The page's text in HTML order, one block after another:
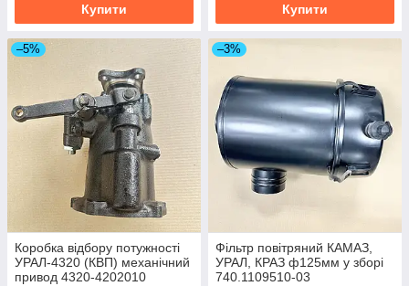
Купити Купити
–5%
Коробка відбору потужності
УРАЛ-4320 (КВП) механічний
привод 4320-4202010
–3%
Фільтр повітряний КАМАЗ,
УРАЛ, КРАЗ ф125мм у зборі
740.1109510-03